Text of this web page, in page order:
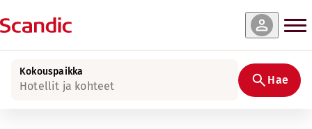
Kokouspaikka
Hotellit ja kohteet Hae